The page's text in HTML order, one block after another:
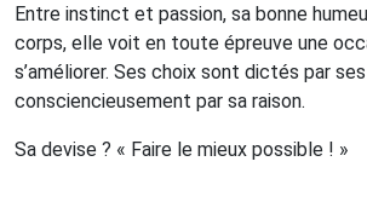
Entre instinct et passion, sa bonne
corps, elle voit en toute épreuve une
s’améliorer. Ses choix sont dictés par
consciencieusement par sa raison.
Sa devise ? « Faire le mieux possible ! »